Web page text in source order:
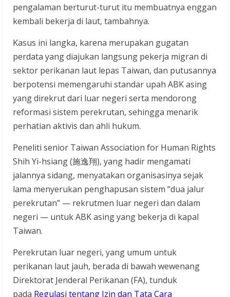
pengalaman berturut-turut itu membuatnya enggan
kembali bekerja di laut, tambahnya.
Kasus ini langka, karena merupakan gugatan
perdata yang diajukan langsung pekerja migran di
sektor perikanan laut lepas Taiwan, dan putusannya
berpotensi memengaruhi standar upah ABK asing
yang direkrut dari luar negeri serta mendorong
reformasi sistem perekrutan, sehingga menarik
perhatian aktivis dan ahli hukum.
Peneliti senior Taiwan Association for Human Rights
Shih Yi-hsiang (施逸翔), yang hadir mengamati
jalannya sidang, menyatakan organisasinya sejak
lama menyerukan penghapusan sistem “dua jalur
perekrutan” — rekrutmen luar negeri dan dalam
negeri — untuk ABK asing yang bekerja di kapal
Taiwan.
Perekrutan luar negeri, yang umum untuk
perikanan laut jauh, berada di bawah wewenang
Direktorat Jenderal Perikanan (FA), tunduk
pada Regulasi tentang Izin dan Tata Cara